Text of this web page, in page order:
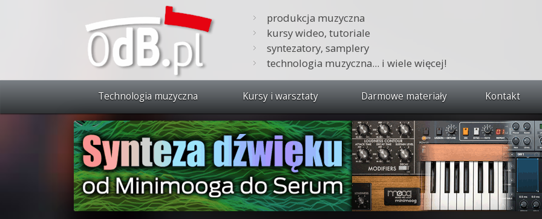
produkcja muzyczna
kursy wideo, tutoriale
syntezatory, samplery
technologia muzyczna... i wiele więcej!
Technologia muzyczna Kursy i warsztaty
Zobacz wszystkie kursy i warsztaty
Synteza dźwięku 🔥
Produkcja muzyczna w praktyce
Bitwig Studio od podstaw
Darmowe materiały Kontakt